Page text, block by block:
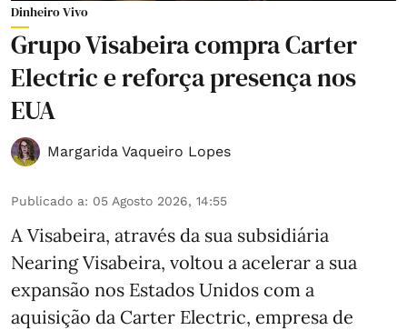
Dinheiro Vivo
Grupo Visabeira compra Carter
Electric e reforça presença nos
EUA
Margarida Vaqueiro Lopes
Publicado a: 05 Agosto 2026, 14:55
A Visabeira, através da sua subsidiária
Nearing Visabeira, voltou a acelerar a sua
expansão nos Estados Unidos com a
aquisição da Carter Electric, empresa de